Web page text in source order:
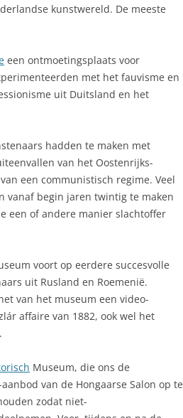
kunstwereld. De meeste
een ontmoetingsplaats voor
met het fauvisme en
uit Duitsland en het
hadden te maken met
van het Oostenrijks-
een communistisch regime. Veel
vanaf begin jaren twintig te maken
een of andere manier slachtoffer
voort op eerdere succesvolle
uit Rusland en Roemenië.
van het museum een video-
affaire van 1882, ook wel het
Museum, die ons de
van de Hongaarse Salon op te
zodat niet-